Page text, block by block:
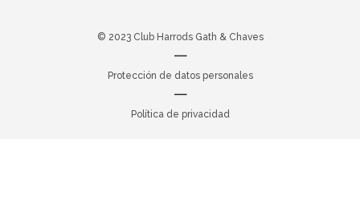
© 2023 Club Harrods Gath & Chaves
|
Protección de datos personales
|
Política de privacidad